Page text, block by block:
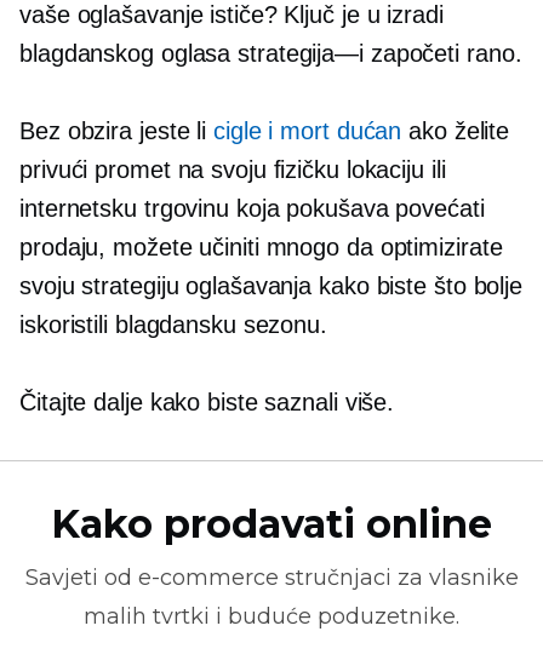
vaše oglašavanje ističe? Ključ je u izradi
blagdanskog oglasastrategija—izapočeti rano.
Bez obzira jeste li cigle i mortdućan ako želite
privući promet na svoju fizičku lokaciju ili
internetsku trgovinu koja pokušava povećati
prodaju, možete učiniti mnogo da optimizirate
svoju strategiju oglašavanja kako biste što bolje
iskoristili blagdansku sezonu.
Čitajte dalje kako biste saznali više.
Kako prodavati online
Savjeti od e-commerce stručnjaci za vlasnike
malih tvrtki i buduće poduzetnike.